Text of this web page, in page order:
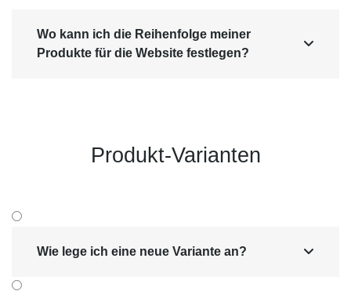
Wo kann ich die Reihenfolge meiner
Produkte für die Website festlegen?

Produkt-Varianten
Wie lege ich eine neue Variante an? 